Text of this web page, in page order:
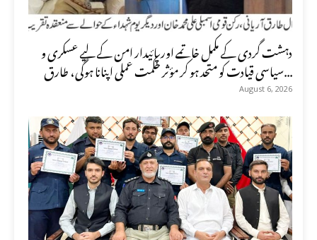
دہشت گردی کے مکمل خاتمے اور پائیدار امن کے لیے عسکری و
سیاسی قیادت کو متحد ہو کر مؤثر حکمت عملی اپنانا ہوگی، طارق...
August 6, 2026